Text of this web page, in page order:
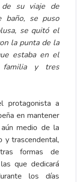
de su viaje de
baño, se puso
se quitó el
la punta de la
estaba en el
y tres
protagonista a
en mantener
medio de la
y trascendental,
formas de
que dedicará
los días